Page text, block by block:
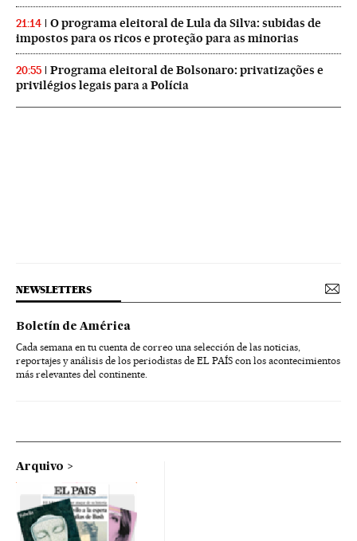
21:14
O programa eleitoral de Lula da Silva: subidas de
impostos para os ricos e proteção para as minorias
20:55
Programa eleitoral de Bolsonaro: privatizações e
privilégios legais para a Polícia
NEWSLETTERS
Boletín de América
Cada semana en tu cuenta de correo una selección de las noticias,
reportajes y análisis de los periodistas de EL PAÍS con los acontecimientos
más relevantes del continente.
Arquivo